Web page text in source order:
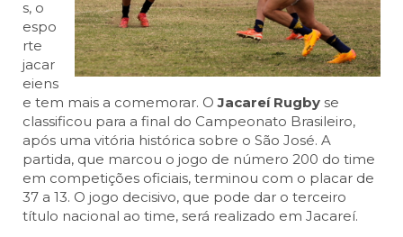
s, o
espo
rte
jacar
eiens
e tem mais a comemorar. OJacareí Rugby se
classificou para a final do Campeonato Brasileiro,
após uma vitória histórica sobre o São José. A
partida, que marcou o jogo de número 200 do time
em competições oficiais, terminou com o placar de
37 a 13. O jogo decisivo, que pode dar o terceiro
título nacional ao time, será realizado em Jacareí.